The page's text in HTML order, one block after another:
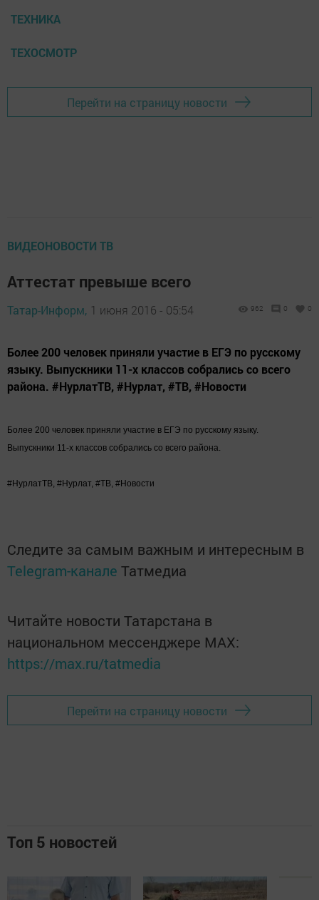
ТЕХНИКА
ТЕХОСМОТР
Перейти на страницу новости
ВИДЕОНОВОСТИ ТВ
Аттестат превыше всего
Татар-Информ, 1 июня 2016 - 05:54 962 0 0
Более 200 человек приняли участие в ЕГЭ по русскому
языку. Выпускники 11-х классов собрались со всего
района. #НурлатТВ, #Нурлат, #ТВ, #Новости
Более 200 человек приняли участие в ЕГЭ по русскому языку.
Выпускники 11-х классов собрались со всего района.
#НурлатТВ, #Нурлат, #ТВ, #Новости
Следите за самым важным и интересным в
Telegram-канале Татмедиа
Читайте новости Татарстана в
национальном мессенджере MАХ:
https://max.ru/tatmedia
Перейти на страницу новости
Топ 5 новостей